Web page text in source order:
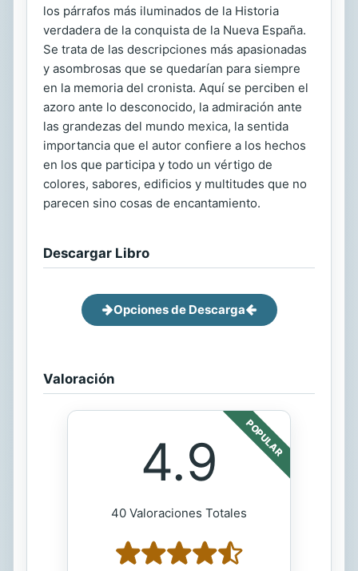
los párrafos más iluminados de la Historia
verdadera de la conquista de la Nueva España.
Se trata de las descripciones más apasionadas
y asombrosas que se quedarían para siempre
en la memoria del cronista. Aquí se perciben el
azoro ante lo desconocido, la admiración ante
las grandezas del mundo mexica, la sentida
importancia que el autor confiere a los hechos
en los que participa y todo un vértigo de
colores, sabores, edificios y multitudes que no
parecen sino cosas de encantamiento.
Descargar Libro
Opciones de Descarga
Valoración
POPULAR
4.9
40 Valoraciones Totales